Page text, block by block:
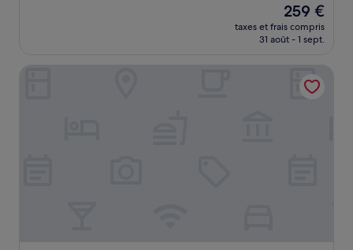
Le
nouveau
prix
de
259 €
259 €
taxes et frais compris
31 août - 1 sept.